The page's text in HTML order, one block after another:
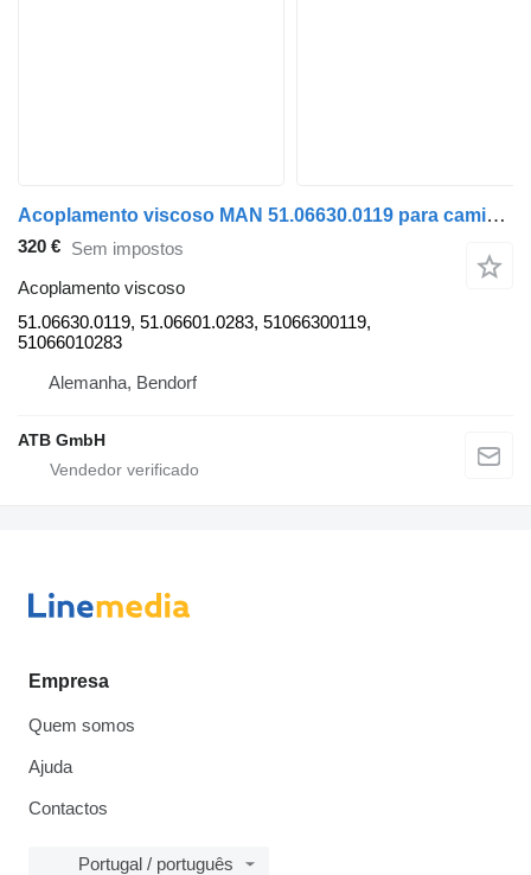
Acoplamento viscoso MAN 51.06630.0119 para camião MAN TGS
320 € Sem impostos
Acoplamento viscoso
51.06630.0119, 51.06601.0283, 51066300119,
51066010283
Alemanha, Bendorf
ATB GmbH
Empresa
Quem somos
Ajuda
Contactos
Portugal / português